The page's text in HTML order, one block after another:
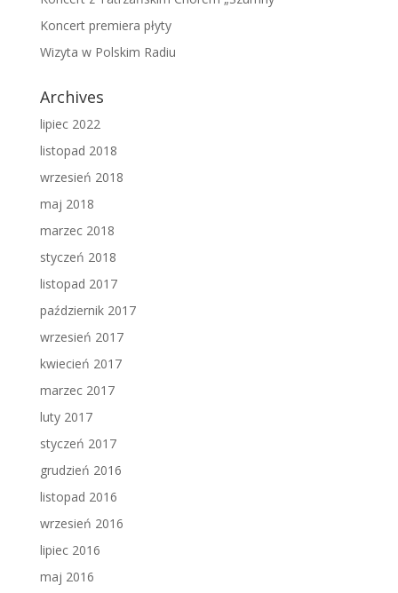
Koncert premiera płyty
Wizyta w Polskim Radiu
Archives
lipiec 2022
listopad 2018
wrzesień 2018
maj 2018
marzec 2018
styczeń 2018
listopad 2017
październik 2017
wrzesień 2017
kwiecień 2017
marzec 2017
luty 2017
styczeń 2017
grudzień 2016
listopad 2016
wrzesień 2016
lipiec 2016
maj 2016